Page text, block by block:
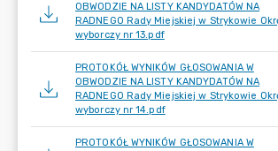
OBWODZIE NA LISTY KANDYDATÓW NA
RADNEGO Rady Miejskiej w Strykowie
wyborczy nr 13.pdf
PROTOKÓŁ WYNIKÓW GŁOSOWANIA W
OBWODZIE NA LISTY KANDYDATÓW NA
RADNEGO Rady Miejskiej w Strykowie
wyborczy nr 14.pdf
PROTOKÓŁ WYNIKÓW GŁOSOWANIA W